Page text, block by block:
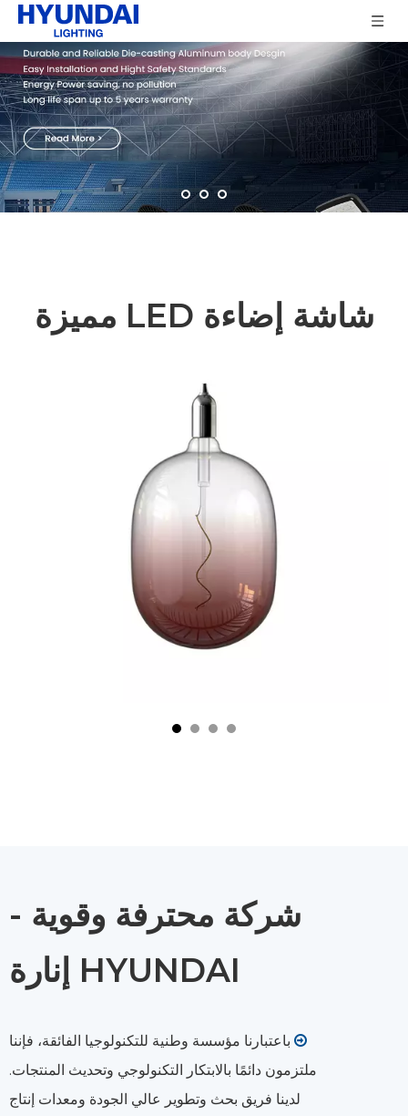
شاشة إضاءة LED مميزة
شركة محترفة وقوية -
HYUNDAI إنارة
 باعتبارنا مؤسسة وطنية للتكنولوجيا الفائقة، فإننا
ملتزمون دائمًا بالابتكار التكنولوجي وتحديث المنتجات.
لدينا فريق بحث وتطوير عالي الجودة ومعدات إنتاج